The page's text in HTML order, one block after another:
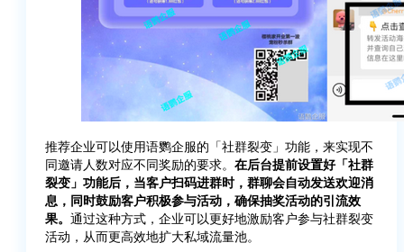
推荐企业可以使用语鹦企服的「社群裂变」功能，来实现不
同邀请人数对应不同奖励的要求。 在后台提前设置好「社群
裂变」功能后，当客户扫码进群时，群聊会自动发送欢迎消
息，同时鼓励客户积极参与活动，确保抽奖活动的引流效
果。 通过这种方式，企业可以更好地激励客户参与社群裂变
活动，从而更高效地扩大私域流量池。